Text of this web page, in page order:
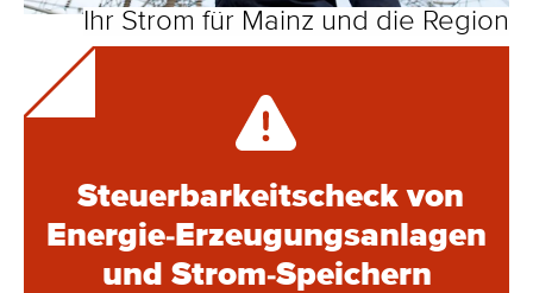
Ihr Strom für Mainz und die Region
Steuerbarkeitscheck von
Energie-Erzeugungsanlagen
und Strom-Speichern